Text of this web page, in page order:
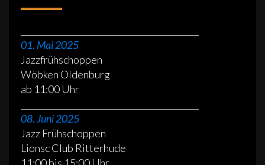
01. Mai 2025
Jazzfrühschoppen
Wöbken Oldenburg
ab 11:00 Uhr
08. Juni 2025
Jazz Frühschoppen
Lionsc Club Ritterhude
11:00 bis 15:00 Uhr